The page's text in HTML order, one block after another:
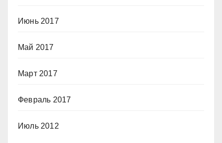
Июнь 2017
Май 2017
Март 2017
Февраль 2017
Июль 2012